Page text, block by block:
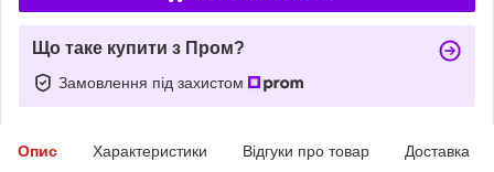
Що таке купити з Пром?
Замовлення під захистом
Опис Характеристики Відгуки про товар Доставка